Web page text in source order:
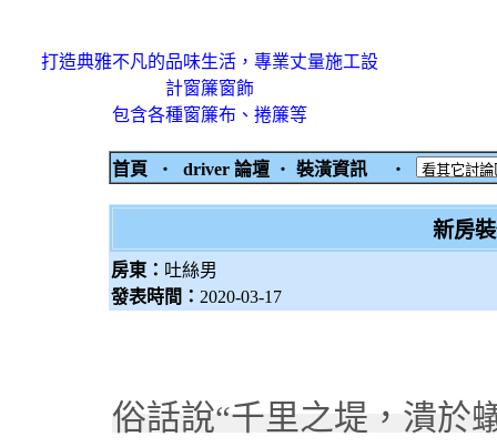
打造典雅不凡的品味生活，專業丈量施工設
計窗簾窗飾
包含各種窗簾布、捲簾等
首頁 ‧ driver 論壇 ‧ 裝潢資訊 ‧
新房
房東： 吐絲男
發表時間： 2020-03-17
俗話說“千里之堤，潰於